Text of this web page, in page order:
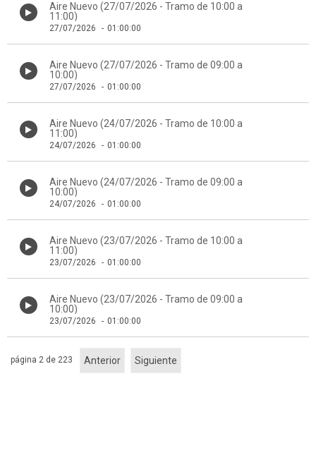
Aire Nuevo (27/07/2026 - Tramo de 10:00 a
11:00)
27/07/2026 - 01:00:00
Aire Nuevo (27/07/2026 - Tramo de 09:00 a
10:00)
27/07/2026 - 01:00:00
Aire Nuevo (24/07/2026 - Tramo de 10:00 a
11:00)
24/07/2026 - 01:00:00
Aire Nuevo (24/07/2026 - Tramo de 09:00 a
10:00)
24/07/2026 - 01:00:00
Aire Nuevo (23/07/2026 - Tramo de 10:00 a
11:00)
23/07/2026 - 01:00:00
Aire Nuevo (23/07/2026 - Tramo de 09:00 a
10:00)
23/07/2026 - 01:00:00
Anterior Siguiente
página 2 de 223